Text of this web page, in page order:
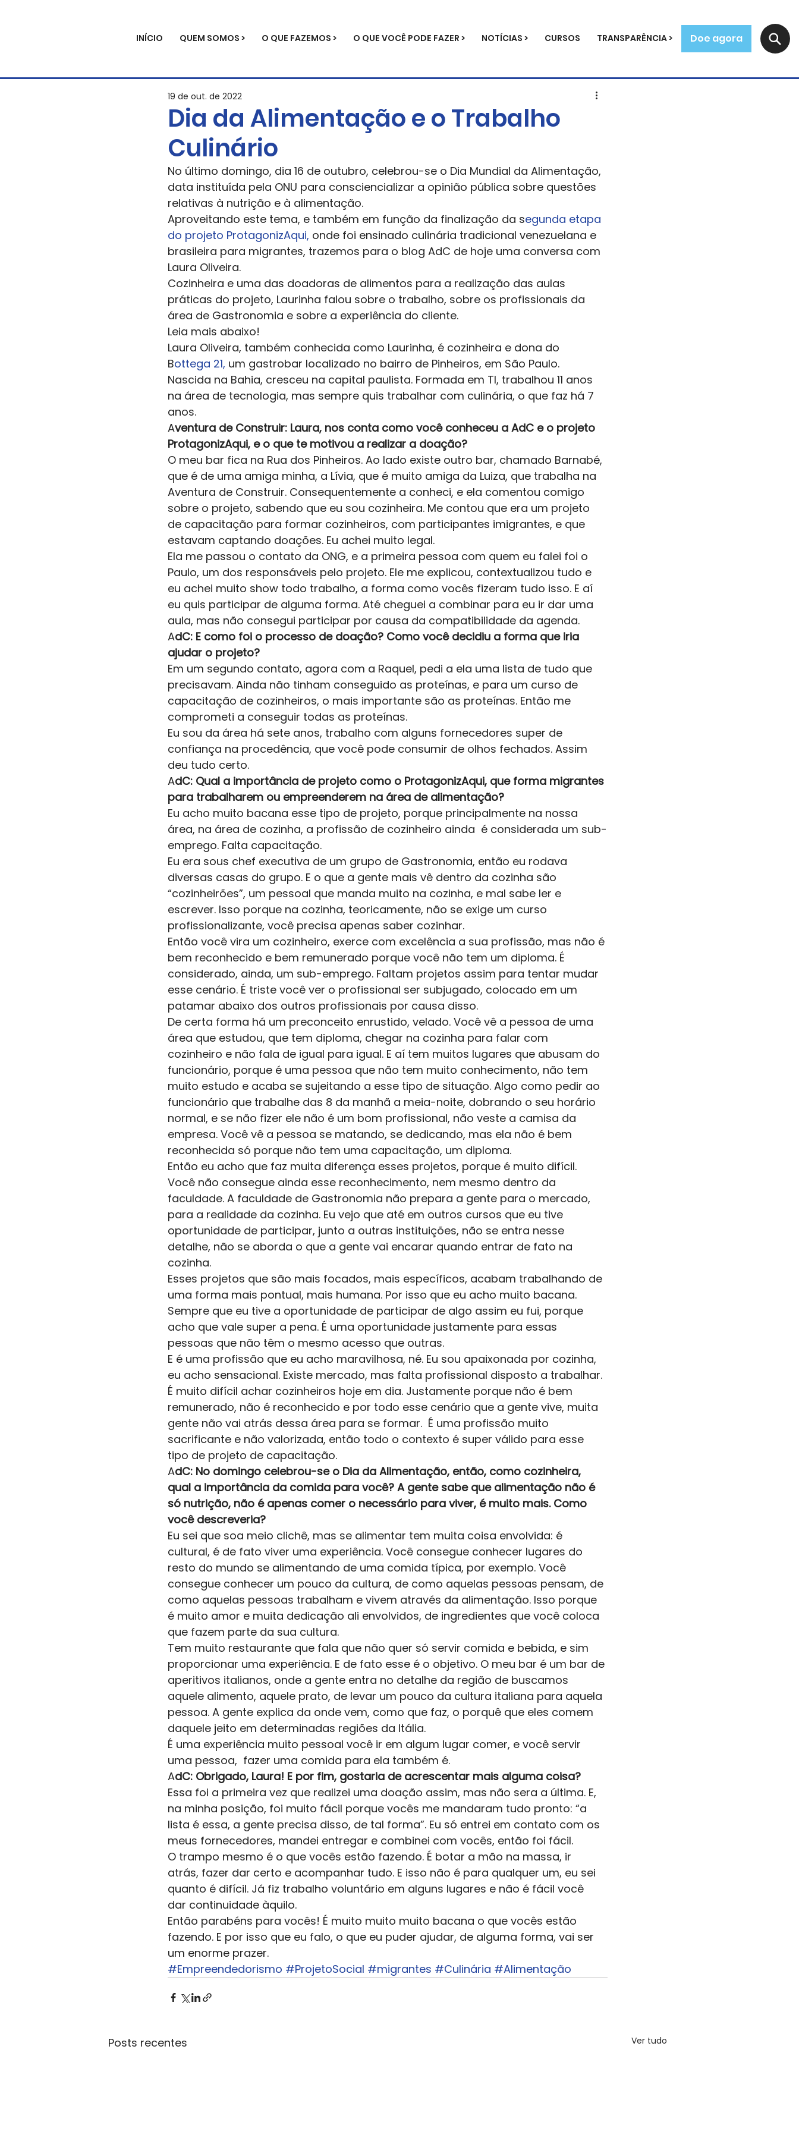
INÍCIO QUEM SOMOS > O QUE FAZEMOS > O QUE VOCÊ PODE FAZER > NOTÍCIAS > CURSOS TRANSPARÊNCIA > Doe agora
Dia da Alimentação e o Trabalho
Culinário
19 de out. de 2022
No último domingo, dia 16 de outubro, celebrou-se o Dia Mundial da Alimentação,
data instituída pela ONU para consciencializar a opinião pública sobre questões
relativas à nutrição e à alimentação.
Aproveitando este tema, e também em função da finalização da segunda etapa
do projeto ProtagonizAqui, onde foi ensinado culinária tradicional venezuelana e
brasileira para migrantes, trazemos para o blog AdC de hoje uma conversa com
Laura Oliveira.
Cozinheira e uma das doadoras de alimentos para a realização das aulas
práticas do projeto, Laurinha falou sobre o trabalho, sobre os profissionais da
área de Gastronomia e sobre a experiência do cliente.
Leia mais abaixo!
Laura Oliveira, também conhecida como Laurinha, é cozinheira e dona do
Bottega 21, um gastrobar localizado no bairro de Pinheiros, em São Paulo.
Nascida na Bahia, cresceu na capital paulista. Formada em TI, trabalhou 11 anos
na área de tecnologia, mas sempre quis trabalhar com culinária, o que faz há 7
anos.
Aventura de Construir: Laura, nos conta como você conheceu a AdC e o projeto
ProtagonizAqui, e o que te motivou a realizar a doação?
O meu bar fica na Rua dos Pinheiros. Ao lado existe outro bar, chamado Barnabé,
que é de uma amiga minha, a Lívia, que é muito amiga da Luiza, que trabalha na
Aventura de Construir. Consequentemente a conheci, e ela comentou comigo
sobre o projeto, sabendo que eu sou cozinheira. Me contou que era um projeto
de capacitação para formar cozinheiros, com participantes imigrantes, e que
estavam captando doações. Eu achei muito legal.
Ela me passou o contato da ONG, e a primeira pessoa com quem eu falei foi o
Paulo, um dos responsáveis pelo projeto. Ele me explicou, contextualizou tudo e
eu achei muito show todo trabalho, a forma como vocês fizeram tudo isso. E aí
eu quis participar de alguma forma. Até cheguei a combinar para eu ir dar uma
aula, mas não consegui participar por causa da compatibilidade da agenda.
AdC: E como foi o processo de doação? Como você decidiu a forma que iria
ajudar o projeto?
Em um segundo contato, agora com a Raquel, pedi a ela uma lista de tudo que
precisavam. Ainda não tinham conseguido as proteínas, e para um curso de
capacitação de cozinheiros, o mais importante são as proteínas. Então me
comprometi a conseguir todas as proteínas.
Eu sou da área há sete anos, trabalho com alguns fornecedores super de
confiança na procedência, que você pode consumir de olhos fechados. Assim
deu tudo certo.
AdC: Qual a importância de projeto como o ProtagonizAqui, que forma migrantes
para trabalharem ou empreenderem na área de alimentação?
Eu acho muito bacana esse tipo de projeto, porque principalmente na nossa
área, na área de cozinha, a profissão de cozinheiro ainda  é considerada um sub-
emprego. Falta capacitação.
Eu era sous chef executiva de um grupo de Gastronomia, então eu rodava
diversas casas do grupo. E o que a gente mais vê dentro da cozinha são
“cozinheirões”, um pessoal que manda muito na cozinha, e mal sabe ler e
escrever. Isso porque na cozinha, teoricamente, não se exige um curso
profissionalizante, você precisa apenas saber cozinhar.
Então você vira um cozinheiro, exerce com excelência a sua profissão, mas não é
bem reconhecido e bem remunerado porque você não tem um diploma. É
considerado, ainda, um sub-emprego. Faltam projetos assim para tentar mudar
esse cenário. É triste você ver o profissional ser subjugado, colocado em um
patamar abaixo dos outros profissionais por causa disso.
De certa forma há um preconceito enrustido, velado. Você vê a pessoa de uma
área que estudou, que tem diploma, chegar na cozinha para falar com
cozinheiro e não fala de igual para igual. E aí tem muitos lugares que abusam do
funcionário, porque é uma pessoa que não tem muito conhecimento, não tem
muito estudo e acaba se sujeitando a esse tipo de situação. Algo como pedir ao
funcionário que trabalhe das 8 da manhã a meia-noite, dobrando o seu horário
normal, e se não fizer ele não é um bom profissional, não veste a camisa da
empresa. Você vê a pessoa se matando, se dedicando, mas ela não é bem
reconhecida só porque não tem uma capacitação, um diploma.
Então eu acho que faz muita diferença esses projetos, porque é muito difícil.
Você não consegue ainda esse reconhecimento, nem mesmo dentro da
faculdade. A faculdade de Gastronomia não prepara a gente para o mercado,
para a realidade da cozinha. Eu vejo que até em outros cursos que eu tive
oportunidade de participar, junto a outras instituições, não se entra nesse
detalhe, não se aborda o que a gente vai encarar quando entrar de fato na
cozinha.
Esses projetos que são mais focados, mais específicos, acabam trabalhando de
uma forma mais pontual, mais humana. Por isso que eu acho muito bacana.
Sempre que eu tive a oportunidade de participar de algo assim eu fui, porque
acho que vale super a pena. É uma oportunidade justamente para essas
pessoas que não têm o mesmo acesso que outras.
E é uma profissão que eu acho maravilhosa, né. Eu sou apaixonada por cozinha,
eu acho sensacional. Existe mercado, mas falta profissional disposto a trabalhar.
É muito difícil achar cozinheiros hoje em dia. Justamente porque não é bem
remunerado, não é reconhecido e por todo esse cenário que a gente vive, muita
gente não vai atrás dessa área para se formar.  É uma profissão muito
sacrificante e não valorizada, então todo o contexto é super válido para esse
tipo de projeto de capacitação.
AdC: No domingo celebrou-se o Dia da Alimentação, então, como cozinheira,
qual a importância da comida para você? A gente sabe que alimentação não é
só nutrição, não é apenas comer o necessário para viver, é muito mais. Como
você descreveria?
Eu sei que soa meio clichê, mas se alimentar tem muita coisa envolvida: é
cultural, é de fato viver uma experiência. Você consegue conhecer lugares do
resto do mundo se alimentando de uma comida típica, por exemplo. Você
consegue conhecer um pouco da cultura, de como aquelas pessoas pensam, de
como aquelas pessoas trabalham e vivem através da alimentação. Isso porque
é muito amor e muita dedicação ali envolvidos, de ingredientes que você coloca
que fazem parte da sua cultura.
Tem muito restaurante que fala que não quer só servir comida e bebida, e sim
proporcionar uma experiência. E de fato esse é o objetivo. O meu bar é um bar de
aperitivos italianos, onde a gente entra no detalhe da região de buscamos
aquele alimento, aquele prato, de levar um pouco da cultura italiana para aquela
pessoa. A gente explica da onde vem, como que faz, o porquê que eles comem
daquele jeito em determinadas regiões da Itália.
É uma experiência muito pessoal você ir em algum lugar comer, e você servir
uma pessoa,  fazer uma comida para ela também é.
AdC: Obrigado, Laura! E por fim, gostaria de acrescentar mais alguma coisa?
Essa foi a primeira vez que realizei uma doação assim, mas não sera a última. E,
na minha posição, foi muito fácil porque vocês me mandaram tudo pronto: “a
lista é essa, a gente precisa disso, de tal forma”. Eu só entrei em contato com os
meus fornecedores, mandei entregar e combinei com vocês, então foi fácil.
O trampo mesmo é o que vocês estão fazendo. É botar a mão na massa, ir
atrás, fazer dar certo e acompanhar tudo. E isso não é para qualquer um, eu sei
quanto é difícil. Já fiz trabalho voluntário em alguns lugares e não é fácil você
dar continuidade àquilo.
Então parabéns para vocês! É muito muito muito bacana o que vocês estão
fazendo. E por isso que eu falo, o que eu puder ajudar, de alguma forma, vai ser
um enorme prazer.
#Empreendedorismo #ProjetoSocial #migrantes #Culinária #Alimentação
Posts recentes Ver tudo